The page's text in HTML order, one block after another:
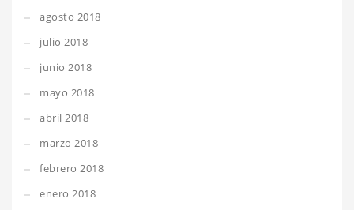
agosto 2018
julio 2018
junio 2018
mayo 2018
abril 2018
marzo 2018
febrero 2018
enero 2018